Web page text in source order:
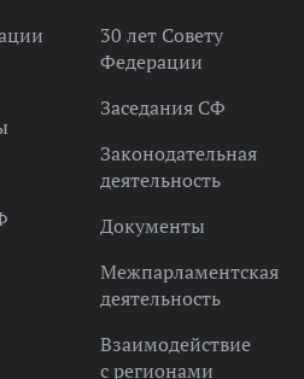
30 лет Совету
Федерации
Заседания СФ
Законодательная
деятельность
Документы
Межпарламентская
деятельность
Взаимодействие
с регионами